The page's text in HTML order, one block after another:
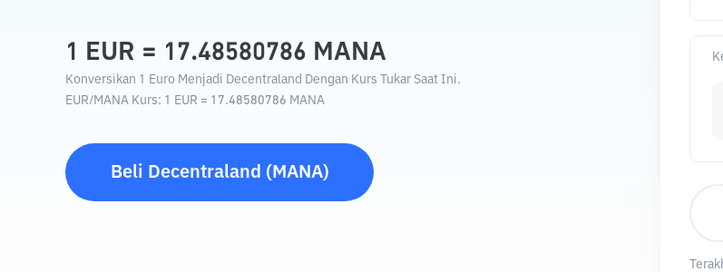
1 EUR = 17.48580786 MANA
Konversikan 1 Euro Menjadi Decentraland Dengan Kurs Tukar Saat Ini.
EUR/MANA Kurs: 1 EUR = 17.48580786 MANA
Beli Decentraland ( MANA)